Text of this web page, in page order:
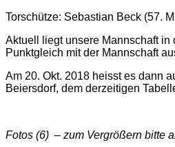
Torschütze: Sebastian Beck (57.
Aktuell liegt unsere Mannschaft in
Punktgleich mit der Mannschaft
Am 20. Okt. 2018 heisst es dann
Beiersdorf, dem derzeitigen
Fotos (6) – zum Vergrößern bitte